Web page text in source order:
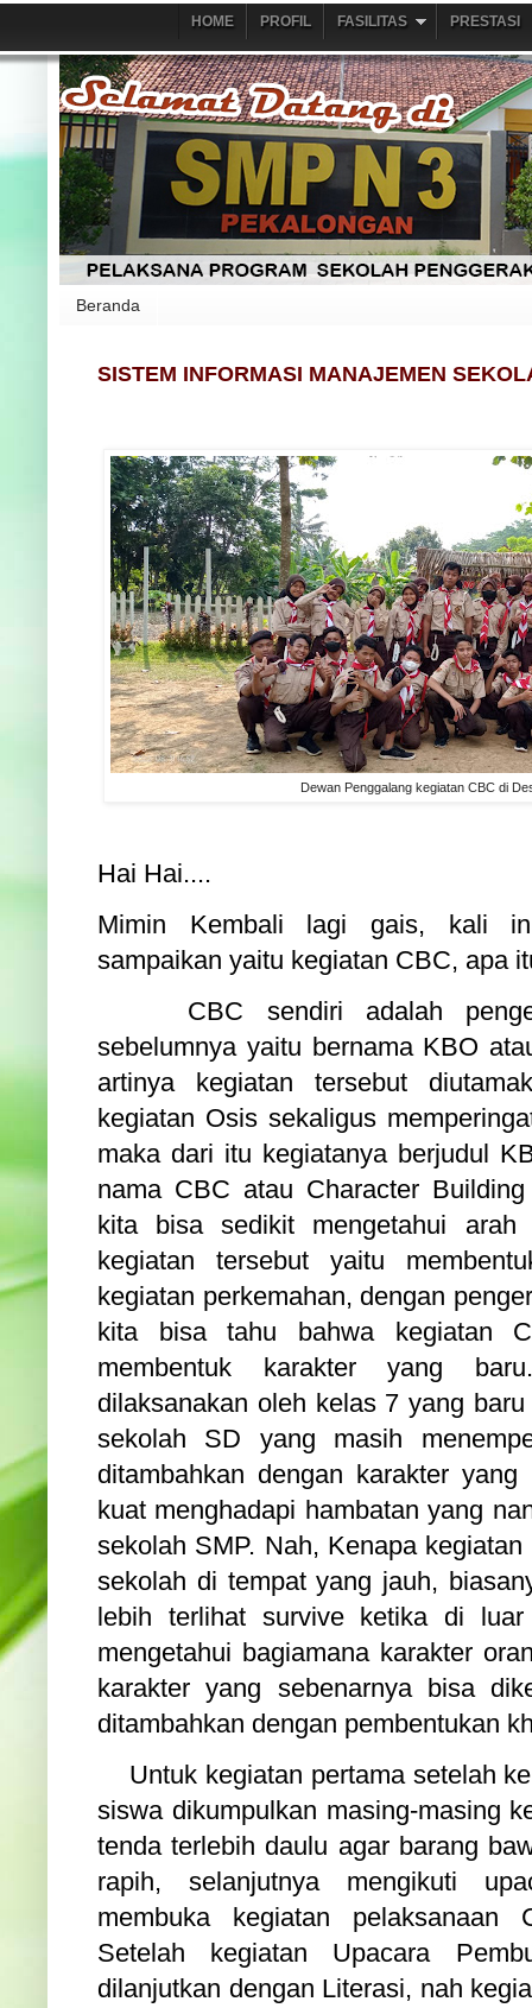
HOME PROFIL FASILITAS PRESTASI
Beranda
SISTEM INFORMASI MANAJEMEN
Dewan Penggalang kegiatan CBC di
Hai Hai....
Mimin Kembali lagi gais, kali
sampaikan yaitu kegiatan CBC, apa
CBC sendiri adalah
sebelumnya yaitu bernama KBO
artinya kegiatan tersebut
kegiatan Osis sekaligus
maka dari itu kegiatanya berjudul
nama CBC atau Character
kita bisa sedikit mengetahui arah
kegiatan tersebut yaitu
kegiatan perkemahan, dengan
kita bisa tahu bahwa kegiatan
membentuk karakter yang
dilaksanakan oleh kelas 7 yang
sekolah SD yang masih
ditambahkan dengan karakter
kuat menghadapi hambatan yang
sekolah SMP. Nah, Kenapa
sekolah di tempat yang jauh,
lebih terlihat survive ketika di
mengetahui bagiamana karakter
karakter yang sebenarnya bisa
ditambahkan dengan pembentukan
Untuk kegiatan pertama setelah
siswa dikumpulkan masing-masing
tenda terlebih daulu agar barang
rapih, selanjutnya mengikuti
membuka kegiatan
Setelah kegiatan Upacara
dilanjutkan dengan Literasi, nah